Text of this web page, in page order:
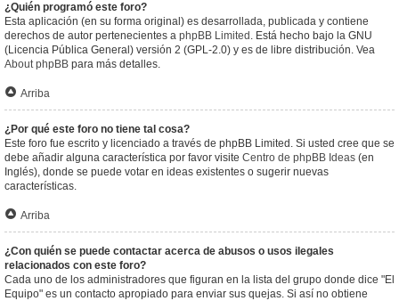
¿Quién programó este foro?
Esta aplicación (en su forma original) es desarrollada, publicada y contiene
derechos de autor pertenecientes a phpBB Limited . Está hecho bajo la GNU
(Licencia Pública General) versión 2 (GPL-2.0) y es de libre distribución. Vea
About phpBB para más detalles.
Arriba
¿Por qué este foro no tiene tal cosa?
Este foro fue escrito y licenciado a través de phpBB Limited. Si usted cree que se
debe añadir alguna característica por favor visite Centro de phpBB Ideas (en
Inglés), donde se puede votar en ideas existentes o sugerir nuevas
características.
Arriba
¿Con quién se puede contactar acerca de abusos o usos ilegales
relacionados con este foro?
Cada uno de los administradores que figuran en la lista del grupo donde dice "El
Equipo" es un contacto apropiado para enviar sus quejas. Si así no obtiene